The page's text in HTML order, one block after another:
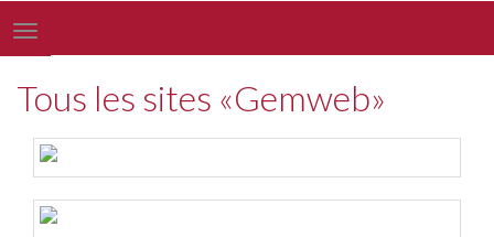
Toggle
navigation
Tous les sites «Gemweb»